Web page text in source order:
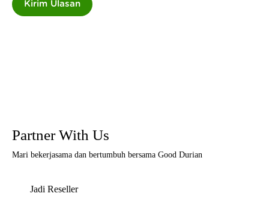
Partner With Us
Mari bekerjasama dan bertumbuh bersama Good Durian
Jadi Reseller